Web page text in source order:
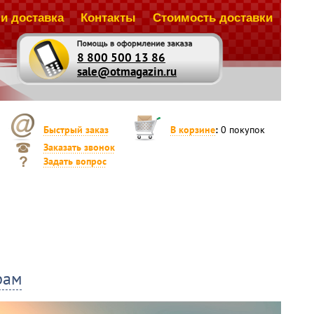
8 800 500 13 86
sale@otmagazin.ru
доставка Контакты Стоимость доставки
Быстрый заказ В корзине: 0 покупок
Заказать звонок
Задать вопрос
5%
10%
скидка 15% или кофемолка Philips HD7762 в
магазине.